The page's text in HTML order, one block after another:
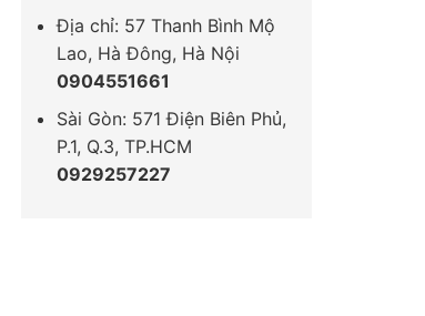
Địa chỉ: 57 Thanh Bình Mộ
Lao, Hà Đông, Hà Nội
0904551661
Sài Gòn: 571 Điện Biên Phủ,
P.1, Q.3, TP.HCM
0929257227